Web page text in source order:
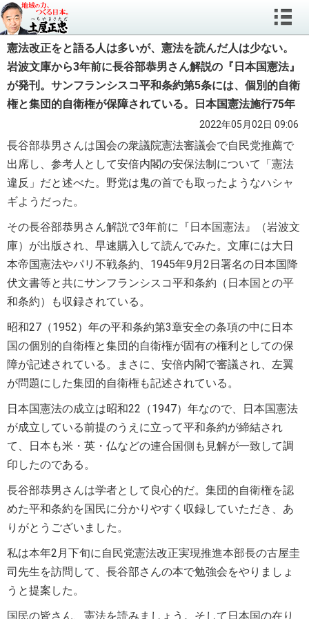
憲法改正をと語る人は多いが、憲法を読んだ人は少ない。
岩波文庫から3年前に長谷部恭男さん解説の『日本国憲法』
が発刊。サンフランシスコ平和条約第5条には、個別的自衛
権と集団的自衛権が保障されている。日本国憲法施行75年
2022年05月02日 09:06
長谷部恭男さんは国会の衆議院憲法審議会で自民党推薦で
出席し、参考人として安倍内閣の安保法制について「憲法
違反」だと述べた。野党は鬼の首でも取ったようなハシャ
ギようだった。
その長谷部恭男さん解説で3年前に『日本国憲法』（岩波文
庫）が出版され、早速購入して読んでみた。文庫には大日
本帝国憲法やパリ不戦条約、1945年9月2日署名の日本国降
伏文書等と共にサンフランシスコ平和条約（日本国との平
和条約）も収録されている。
昭和27（1952）年の平和条約第3章安全の条項の中に日本
国の個別的自衛権と集団的自衛権が固有の権利としての保
障が記述されている。まさに、安倍内閣で審議され、左翼
が問題にした集団的自衛権も記述されている。
日本国憲法の成立は昭和22（1947）年なので、日本国憲法
が成立している前提のうえに立って平和条約が締結され
て、日本も米・英・仏などの連合国側も見解が一致して調
印したのである。
長谷部恭男さんは学者として良心的だ。集団的自衛権を認
めた平和条約を国民に分かりやすく収録していただき、あ
りがとうございました。
私は本年2月下旬に自民党憲法改正実現推進本部長の古屋圭
司先生を訪問して、長谷部さんの本で勉強会をやりましょ
うと提案した。
国民の皆さん、憲法を読みましょう。そして日本国の在り